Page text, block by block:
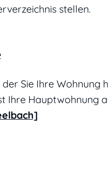
stellen.
Sie Ihre Wohnung
Ihre Hauptwohnung